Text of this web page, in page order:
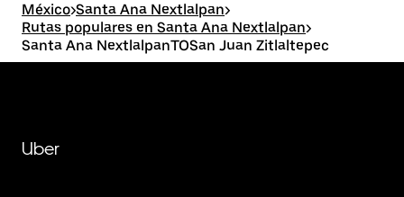
México>Santa Ana Nextlalpan>
Rutas populares en Santa Ana Nextlalpan>
Santa Ana NextlalpanTOSan Juan Zitlaltepec
Uber